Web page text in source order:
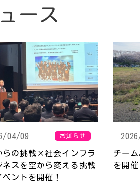
ース
04/09 お知らせ
らの挑戦×社会インフラ
ネスを空から変える挑戦
ベントを開催！
チー
を開催